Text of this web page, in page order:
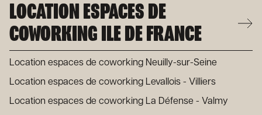
LOCATION ESPACES DE
COWORKING ILE DE FRANCE
Location espaces de coworking Neuilly-sur-Seine
Location espaces de coworking Levallois - Villiers
Location espaces de coworking La Défense - Valmy